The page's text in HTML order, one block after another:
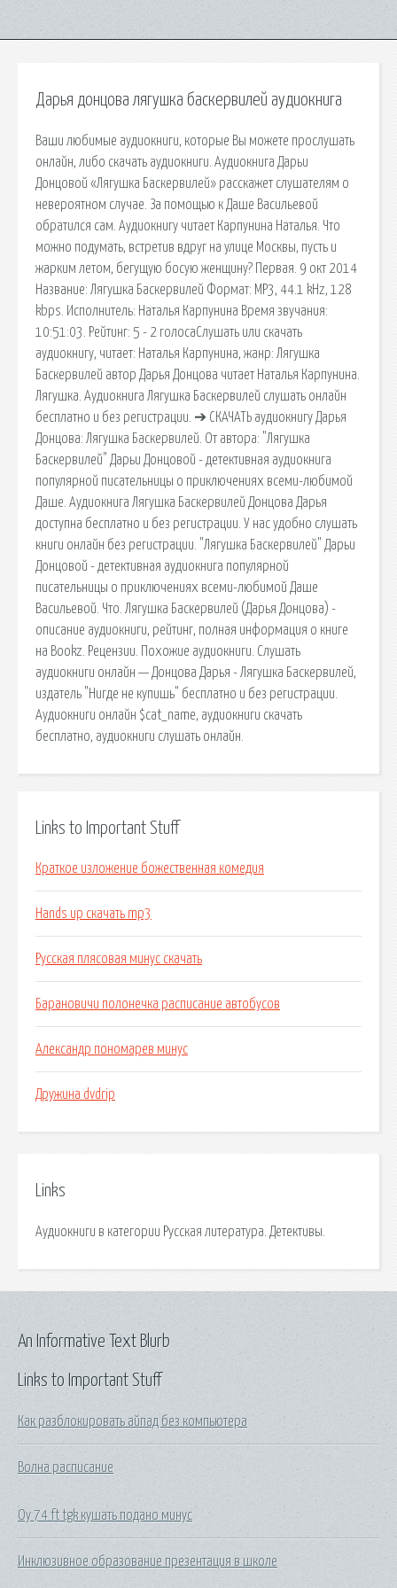
Дарья донцова лягушка баскервилей аудиокнига
Ваши любимые аудиокниги, которые Вы можете прослушать
онлайн, либо скачать аудиокниги. Аудиокнига Дарьи
Донцовой «Лягушка Баскервилей» расскажет слушателям о
невероятном случае. За помощью к Даше Васильевой
обратился сам. Аудиокнигу читает Карпунина Наталья. Что
можно подумать, встретив вдруг на улице Москвы, пусть и
жарким летом, бегущую босую женщину? Первая. 9 окт 2014
Название: Лягушка Баскервилей Формат: MP3, 44.1 kHz, 128
kbps. Исполнитель: Наталья Карпунина Время звучания:
10:51:03. Рейтинг: 5 - 2 голосаСлушать или скачать
аудиокнигу, читает: Наталья Карпунина, жанр: Лягушка
Баскервилей автор Дарья Донцова читает Наталья Карпунина.
Лягушка. Аудиокнига Лягушка Баскервилей слушать онлайн
бесплатно и без регистрации. ➔ СКАЧАТЬ аудиокнигу Дарья
Донцова: Лягушка Баскервилей. От автора: "Лягушка
Баскервилей" Дарьи Донцовой - детективная аудиокнига
популярной писательницы о приключениях всеми-любимой
Даше. Аудиокнига Лягушка Баскервилей Донцова Дарья
доступна бесплатно и без регистрации. У нас удобно слушать
книги онлайн без регистрации. "Лягушка Баскервилей" Дарьи
Донцовой - детективная аудиокнига популярной
писательницы о приключениях всеми-любимой Даше
Васильевой. Что. Лягушка Баскервилей (Дарья Донцова) -
описание аудиокниги, рейтинг, полная информация о книге
на Bookz. Рецензии. Похожие аудиокниги. Слушать
аудиокниги онлайн — Донцова Дарья - Лягушка Баскервилей,
издатель "Нигде не купишь" бесплатно и без регистрации.
Аудиокниги онлайн $cat_name, аудиокниги скачать
бесплатно, аудиокниги слушать онлайн.
Links to Important Stuff
Краткое изложение божественная комедия
Hands up скачать mp3
Русская плясовая минус скачать
Барановичи полонечка расписание автобусов
Александр пономарев минус
Дружина dvdrip
Links
Аудиокниги в категории Русская литература. Детективы.
Links to Important Stuff
Как разблокировать айпад без компьютера
Волна расписание
Оу 74 ft tgk кушать подано минус
Инклюзивное образование презентация в школе
An Informative Text Blurb